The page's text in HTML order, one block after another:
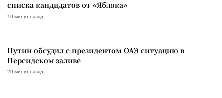
списка кандидатов от «Яблока»
10 минут назад
Путин обсудил с президентом ОАЭ ситуацию в
Персидском заливе
20 минут назад